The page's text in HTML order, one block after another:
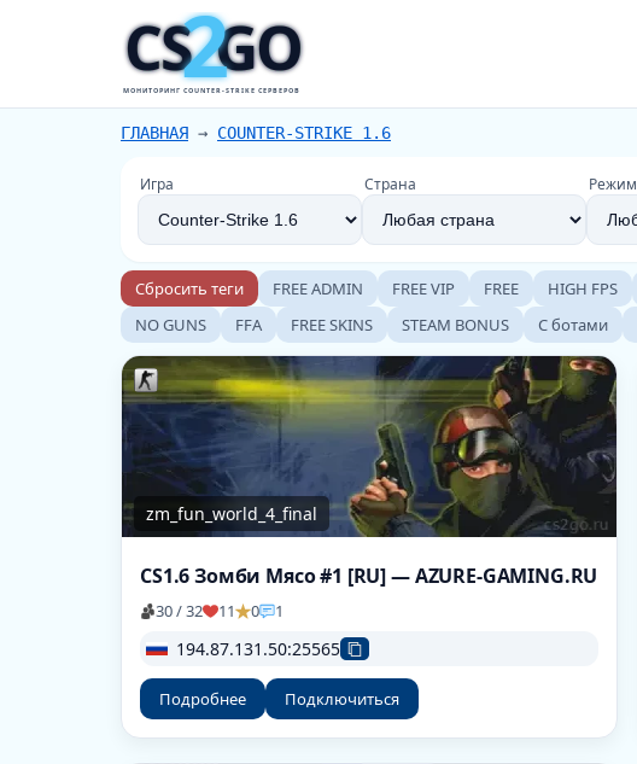
CS GO
2
МОНИТОРИНГ COUNTER-STRIKE СЕРВЕРОВ
ГЛАВНАЯ → COUNTER-STRIKE 1.6
Игра Страна Режим
Сбросить теги FREE ADMIN FREE VIP FREE HIGH FPS
NO GUNS
FFA FREE SKINS STEAM BONUS С ботами
zm_fun_world_4_final
CS1.6 Зомби Мясо #1 [RU] — AZURE-GAMING.RU
30 / 32 11 0 1
194.87.131.50:25565
Подробнее Подключиться